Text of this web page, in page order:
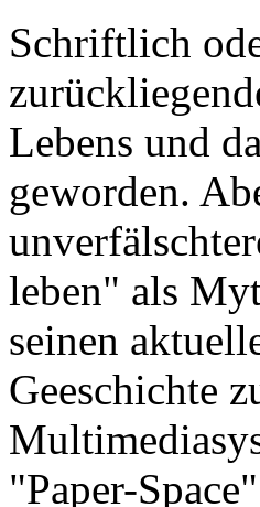
Schriftlich
Lebens und
geworden.
leben" als
seinen
Geeschichte
"Paper-